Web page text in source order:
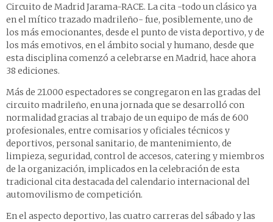
Circuito de Madrid Jarama-RACE. La cita -todo un clásico ya
en el mítico trazado madrileño- fue, posiblemente, uno de
los más emocionantes, desde el punto de vista deportivo, y de
los más emotivos, en el ámbito social y humano, desde que
esta disciplina comenzó a celebrarse en Madrid, hace ahora
38 ediciones.
Más de 21.000 espectadores se congregaron en las gradas del
circuito madrileño, en una jornada que se desarrolló con
normalidad gracias al trabajo de un equipo de más de 600
profesionales, entre comisarios y oficiales técnicos y
deportivos, personal sanitario, de mantenimiento, de
limpieza, seguridad, control de accesos, catering y miembros
de la organización, implicados en la celebración de esta
tradicional cita destacada del calendario internacional del
automovilismo de competición.
En el aspecto deportivo, las cuatro carreras del sábado y las